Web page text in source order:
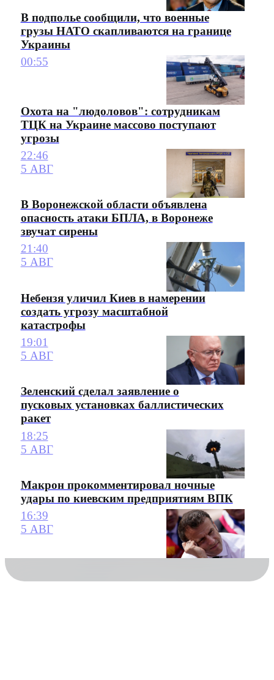
В подполье сообщили, что военные
грузы НАТО скапливаются на границе
Украины
00:55
Охота на "людоловов": сотрудникам
ТЦК на Украине массово поступают
угрозы
22:46
5 АВГ
В Воронежской области объявлена
опасность атаки БПЛА, в Воронеже
звучат сирены
21:40
5 АВГ
Небензя уличил Киев в намерении
создать угрозу масштабной
катастрофы
19:01
5 АВГ
Зеленский сделал заявление о
пусковых установках баллистических
ракет
18:25
5 АВГ
Макрон прокомментировал ночные
удары по киевским предприятиям ВПК
16:39
5 АВГ